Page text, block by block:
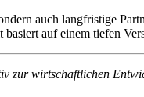
auch langfristige
auf einem tiefen
zur wirtschaftlichen